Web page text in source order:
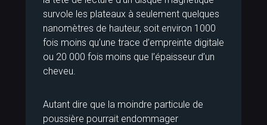
survole les plateaux à seulement quelques
nanomètres de hauteur, soit environ 1000
fois moins qu’une trace d’empreinte digitale
ou 20 000 fois moins que l’épaisseur d’un
cheveu.
Autant dire que la moindre particule de
poussière pourrait endommager